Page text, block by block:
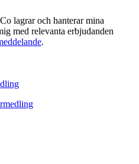
lagrar och hanterar mina
med relevanta erbjudanden
.